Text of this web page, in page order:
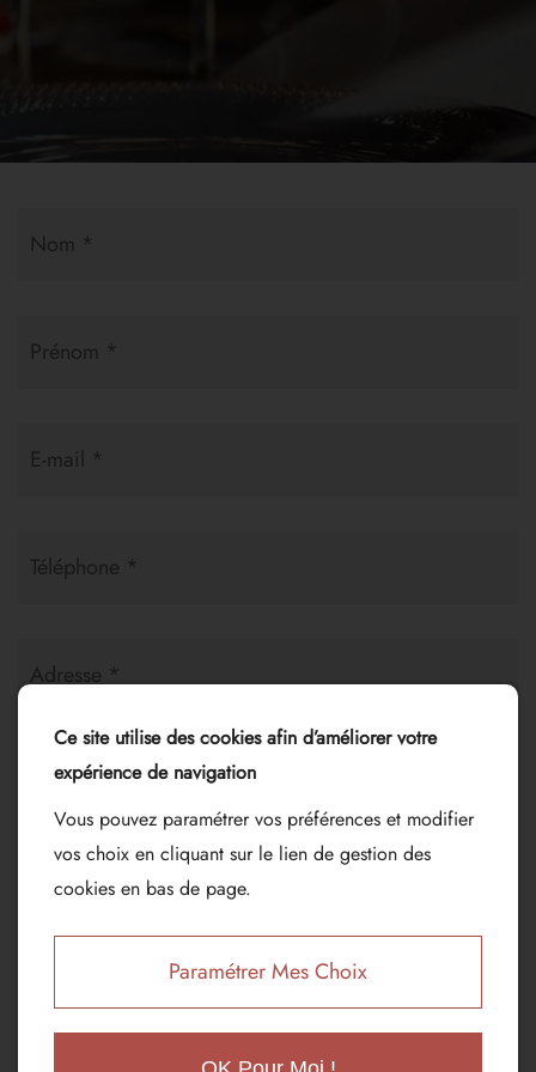
Nom *
Prénom *
E-mail *
Téléphone *
Adresse *
Code postale
Nombre de personne
Ce site utilise des cookies afin d’améliorer votre
expérience de navigation
Vous pouvez paramétrer vos préférences et modifier
vos choix en cliquant sur le lien de gestion des
cookies en bas de page.
Paramétrer Mes Choix